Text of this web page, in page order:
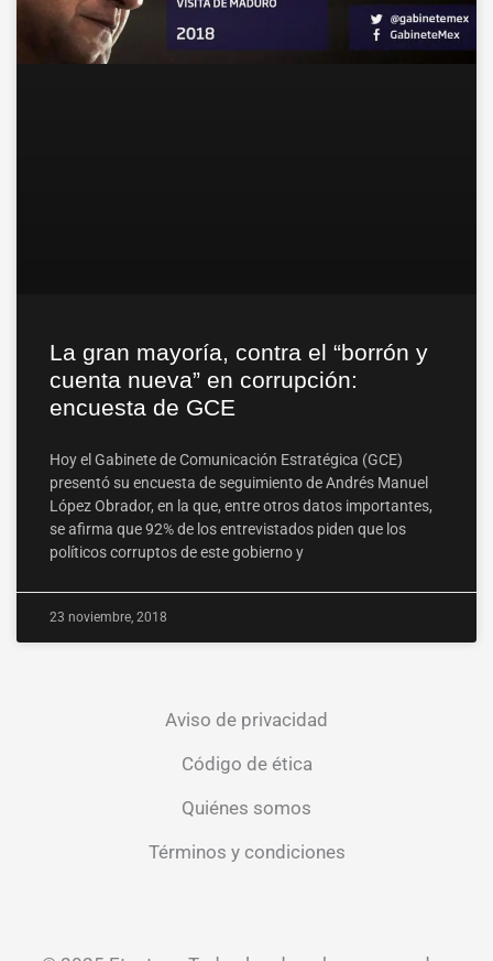
La gran mayoría, contra el “borrón y
cuenta nueva” en corrupción:
encuesta de GCE
Hoy el Gabinete de Comunicación Estratégica (GCE)
presentó su encuesta de seguimiento de Andrés Manuel
López Obrador, en la que, entre otros datos importantes,
se afirma que 92% de los entrevistados piden que los
políticos corruptos de este gobierno y
23 noviembre, 2018
Aviso de privacidad
Código de ética
Quiénes somos
Términos y condiciones